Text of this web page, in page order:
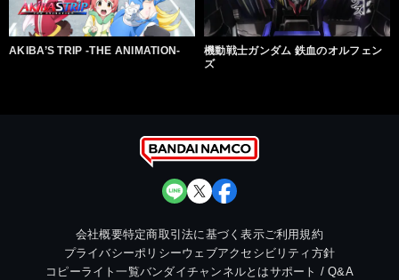
AKIBA’S TRIP -THE ANIMATION-
機動戦士ガンダム 鉄血のオルフェン
ズ
会社概要特定商取引法に基づく表示ご利用規約
プライバシーポリシーウェブアクセシビリティ方針
コピーライト一覧バンダイチャンネルとはサポート / Q&A